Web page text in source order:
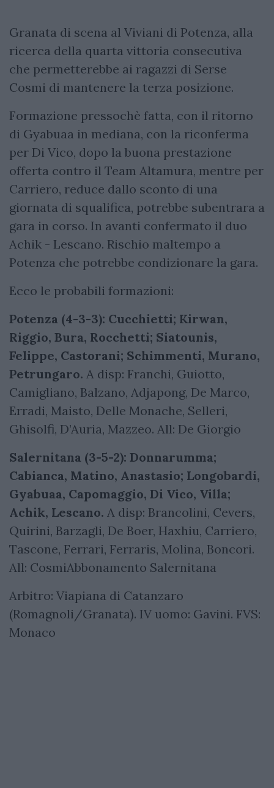
Granata di scena al Viviani di Potenza, alla
ricerca della quarta vittoria consecutiva
che permetterebbe ai ragazzi di Serse
Cosmi di mantenere la terza posizione.
Formazione pressochè fatta, con il ritorno
di Gyabuaa in mediana, con la riconferma
per Di Vico, dopo la buona prestazione
offerta contro il Team Altamura, mentre per
Carriero, reduce dallo sconto di una
giornata di squalifica, potrebbe subentrara a
gara in corso. In avanti confermato il duo
Achik - Lescano. Rischio maltempo a
Potenza che potrebbe condizionare la gara.
Ecco le probabili formazioni:
Potenza (4-3-3): Cucchietti; Kirwan,
Riggio, Bura, Rocchetti; Siatounis,
Felippe, Castorani; Schimmenti, Murano,
Petrungaro. A disp: Franchi, Guiotto,
Camigliano, Balzano, Adjapong, De Marco,
Erradi, Maisto, Delle Monache, Selleri,
Ghisolfi, D’Auria, Mazzeo. All: De Giorgio
Salernitana (3-5-2): Donnarumma;
Cabianca, Matino, Anastasio; Longobardi,
Gyabuaa, Capomaggio, Di Vico, Villa;
Achik, Lescano. A disp: Brancolini, Cevers,
Quirini, Barzagli, De Boer, Haxhiu, Carriero,
Tascone, Ferrari, Ferraris, Molina, Boncori.
All: CosmiAbbonamento Salernitana
Arbitro: Viapiana di Catanzaro
(Romagnoli/Granata). IV uomo: Gavini. FVS:
Monaco